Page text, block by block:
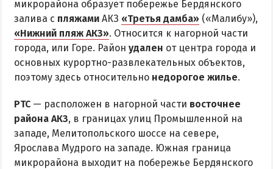
микрорайона образует побережье Бердянского
залива с пляжами АКЗ «Третья дамба» («Малибу»),
«Нижний пляж АКЗ». Относится к нагорной части
города, или Горе. Район удален от центра города и
основных курортно-развлекательных объектов,
поэтому здесь относительно недорогое жилье.
РТС — расположен в нагорной части восточнее
района АКЗ, в границах улиц Промышленной на
западе, Мелитопольского шоссе на севере,
Ярослава Мудрого на западе. Южная граница
микрорайона выходит на побережье Бердянского